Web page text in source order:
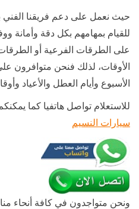
حيث نعمل على دعم فريقنا الفني
للقيام بمهامهم بكل دقة وأمانة
على الطرقات الفرعية أو
الأسبوع وأيام العطل والأعياد
للاستعلام تواصل هاتفيا كما
سيارات النسيم
ونحن متواجدون في كافة أنحاء